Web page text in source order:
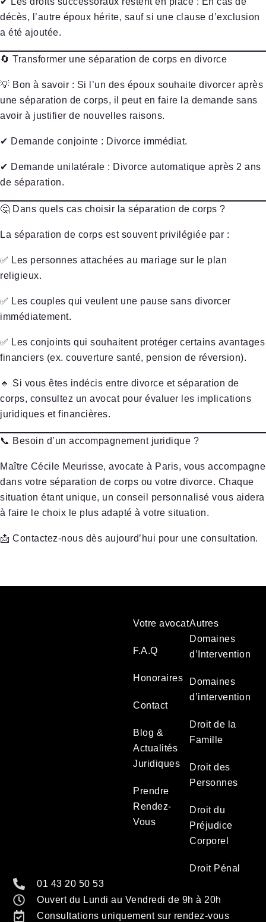
décès, l’autre époux hérite, sauf si une clause d’exclusion
a été ajoutée.
🔄 Transformer une séparation de corps en divorce
💡 Bon à savoir : Si l’un des époux souhaite divorcer après
une séparation de corps, il peut en faire la demande sans
avoir à justifier de nouvelles raisons.
✔ Demande conjointe : Divorce immédiat.
✔ Demande unilatérale : Divorce automatique après 2 ans
de séparation.
🤔 Dans quels cas choisir la séparation de corps ?
La séparation de corps est souvent privilégiée par :
✅ Les personnes attachées au mariage sur le plan
religieux.
✅ Les couples qui veulent une pause sans divorcer
immédiatement.
✅ Les conjoints qui souhaitent protéger certains avantages
financiers (ex. couverture santé, pension de réversion).
🔹 Si vous êtes indécis entre divorce et séparation de
corps, consultez un avocat pour évaluer les implications
juridiques et financières.
📞 Besoin d’un accompagnement juridique ?
Maître Cécile Meurisse, avocate à Paris, vous accompagne
dans votre séparation de corps ou votre divorce. Chaque
situation étant unique, un conseil personnalisé vous aidera
à faire le choix le plus adapté à votre situation.
📩 Contactez-nous dès aujourd’hui pour une consultation.
Votre avocat
F.A.Q
Honoraires
Contact
Blog &
Actualités
Juridiques
Prendre
Rendez-
Vous
Autres
Domaines
d’Intervention
Domaines
d’intervention
Droit de la
Famille
Droit des
Personnes
Droit du
Préjudice
Corporel
Droit Pénal
01 43 20 50 53
Ouvert du Lundi au Vendredi de 9h à 20h
Consultations uniquement sur rendez-vous